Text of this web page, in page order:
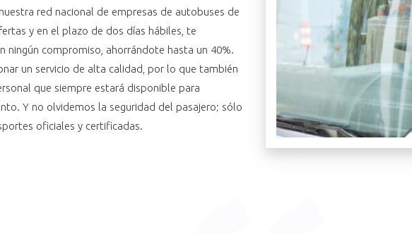
red nacional de empresas de autobuses de
y en el plazo de dos días hábiles, te
ningún compromiso, ahorrándote hasta un 40%.
un servicio de alta calidad, por lo que también
que siempre estará disponible para
Y no olvidemos la seguridad del pasajero; sólo
oficiales y certificadas.